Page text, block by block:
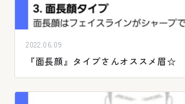
2022.06.09
『面長顔』タイプさんオススメ眉☆